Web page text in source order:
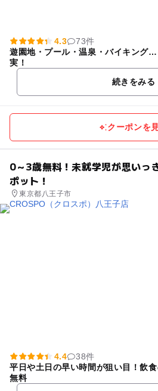
4.3
73件
遊園地・プール・温泉・バイキング
実！
続きをみる
クーポンを
0～3歳無料！未就学児が思いっ
ポット！
東京都八王子市
4.4
38件
平日や土日の早い時間が狙い目！飲
無料